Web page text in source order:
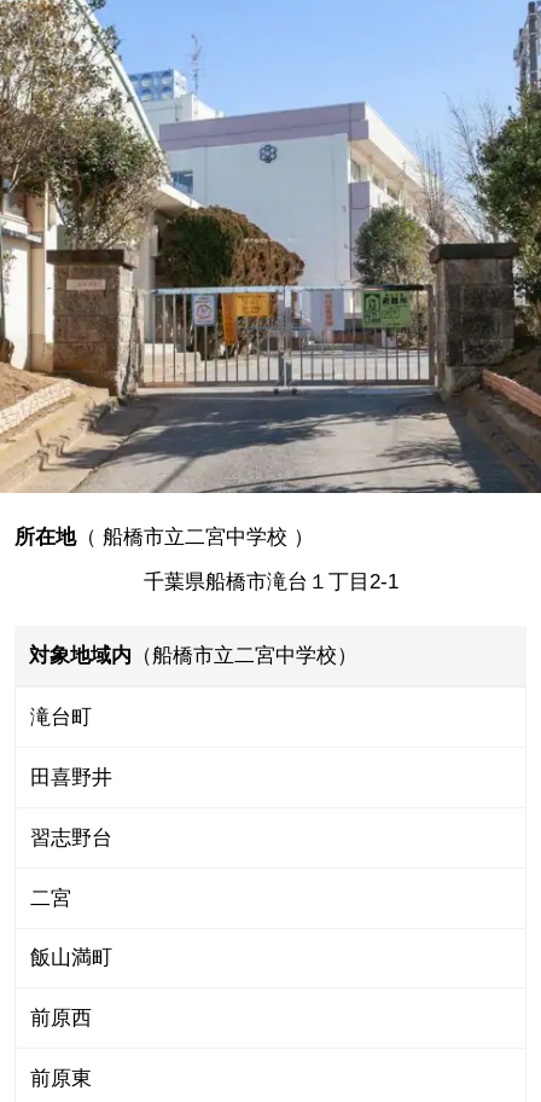
所在地（ 船橋市立二宮中学校 ）
千葉県船橋市滝台１丁目2-1
対象地域内 （船橋市立二宮中学校）
滝台町
田喜野井
習志野台
二宮
飯山満町
前原西
前原東